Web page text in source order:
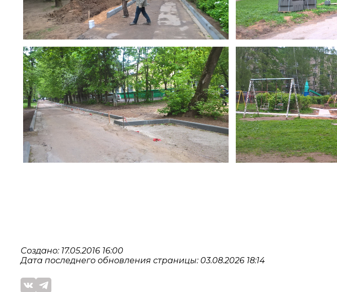
Создано: 17.05.2016 16:00
Дата последнего обновления страницы: 03.08.2026 18:14